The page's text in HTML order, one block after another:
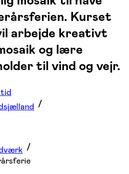
Kurset
arbejde kreativt
og lære
til vind og vejr.